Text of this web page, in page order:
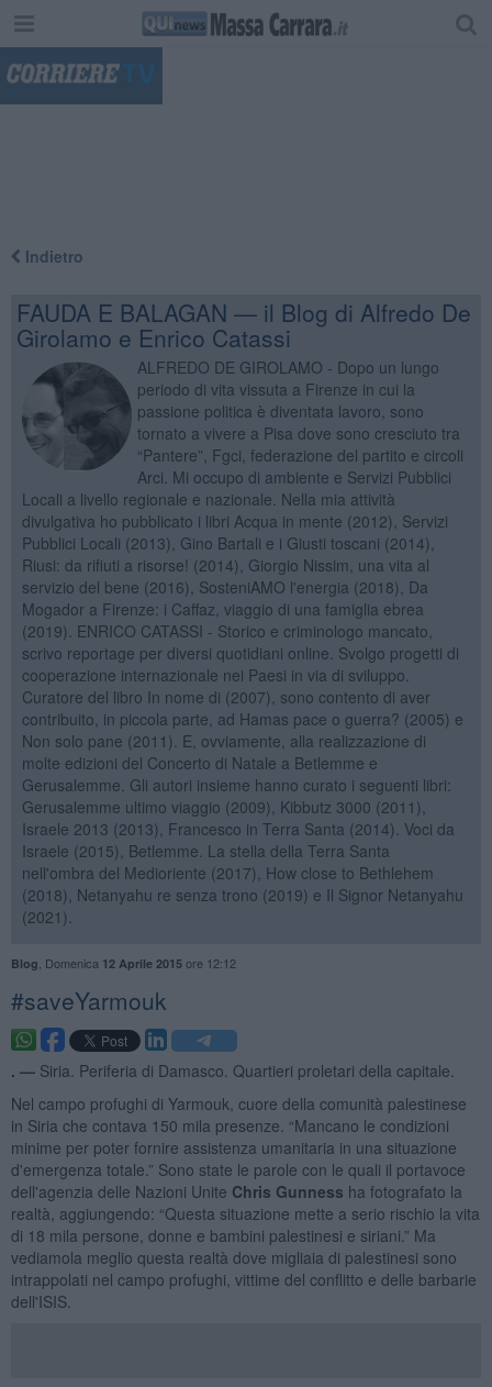
Indietro
FAUDA E BALAGAN — il Blog di Alfredo De
Girolamo e Enrico Catassi
ALFREDO DE GIROLAMO - Dopo un lungo
periodo di vita vissuta a Firenze in cui la
passione politica è diventata lavoro, sono
tornato a vivere a Pisa dove sono cresciuto tra
“Pantere”, Fgci, federazione del partito e circoli
Arci. Mi occupo di ambiente e Servizi Pubblici
Locali a livello regionale e nazionale. Nella mia attività
divulgativa ho pubblicato i libri Acqua in mente (2012), Servizi
Pubblici Locali (2013), Gino Bartali e i Giusti toscani (2014),
Riusi: da rifiuti a risorse! (2014), Giorgio Nissim, una vita al
servizio del bene (2016), SosteniAMO l'energia (2018), Da
Mogador a Firenze: i Caffaz, viaggio di una famiglia ebrea
(2019). ENRICO CATASSI - Storico e criminologo mancato,
scrivo reportage per diversi quotidiani online. Svolgo progetti di
cooperazione internazionale nei Paesi in via di sviluppo.
Curatore del libro In nome di (2007), sono contento di aver
contribuito, in piccola parte, ad Hamas pace o guerra? (2005) e
Non solo pane (2011). E, ovviamente, alla realizzazione di
molte edizioni del Concerto di Natale a Betlemme e
Gerusalemme. Gli autori insieme hanno curato i seguenti libri:
Gerusalemme ultimo viaggio (2009), Kibbutz 3000 (2011),
Israele 2013 (2013), Francesco in Terra Santa (2014). Voci da
Israele (2015), Betlemme. La stella della Terra Santa
nell'ombra del Medioriente (2017), How close to Bethlehem
(2018), Netanyahu re senza trono (2019) e Il Signor Netanyahu
(2021).
Blog Domenica 12 Aprile 2015ore 12:12
​#saveYarmouk
. — Siria. Periferia di Damasco. Quartieri proletari della capitale.
Nel campo profughi di Yarmouk, cuore della comunità palestinese
in Siria che contava 150 mila presenze. “Mancano le condizioni
minime per poter fornire assistenza umanitaria in una situazione
d'emergenza totale.” Sono state le parole con le quali il portavoce
dell'agenzia delle Nazioni Unite Chris Gunness ha fotografato la
realtà, aggiungendo: “Questa situazione mette a serio rischio la vita
di 18 mila persone, donne e bambini palestinesi e siriani.” Ma
vediamola meglio questa realtà dove migliaia di palestinesi sono
intrappolati nel campo profughi, vittime del conflitto e delle barbarie
dell'ISIS.